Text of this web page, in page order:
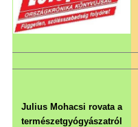
Julius Mohacsi rovata a
természetgyógyászatról